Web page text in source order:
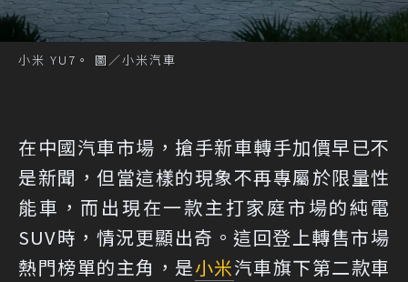
小米 YU7。 圖／小米汽車
在中國汽車市場，搶手新車轉手加價早已不
是新聞，但當這樣的現象不再專屬於限量性
能車，而出現在一款主打家庭市場的純電
SUV時，情況更顯出奇。這回登上轉售市場
熱門榜單的主角，是小米汽車旗下第二款車